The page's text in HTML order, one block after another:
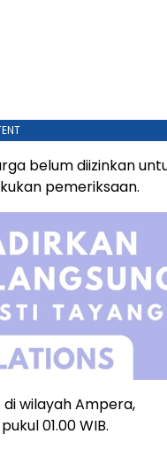
belum diizinkan
pemeriksaan.
wilayah Ampera,
01.00 WIB.